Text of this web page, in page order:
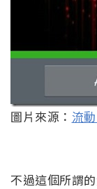
圖片來源： 流
不過這個所謂